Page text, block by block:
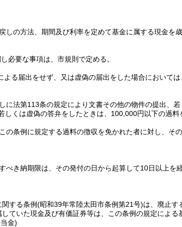
しの方法、期間及び利率を定めて基金に属する現金を
必要な事項は、市規則で定める。
る届出をせず、又は虚偽の届出をした場合において
に法第113条の規定により文書その他の物件の提出、
くは虚偽の答弁をしたときは、100,000円以下の過料
の条例に規定する過料の徴収を免かれた者に対し、そ
き納期限は、その発付の日から起算して10日以上を
する条例(昭和39年常陸太田市条例第21号)は、廃止す
ていた現金及び有価証券等は、この条例の規定による
金)